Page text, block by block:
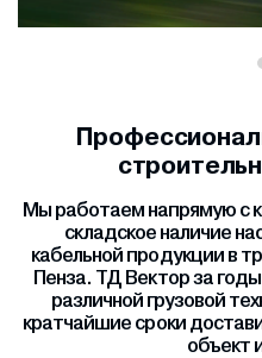
Мы работаем напрямую с
складское наличие
кабельной продукции в
Пенза. ТД Вектор за
различной грузовой
кратчайшие сроки
объект